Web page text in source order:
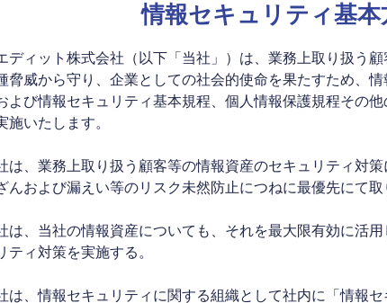
情報セキュリティ基本
ディット株式会社（以下「当社」）は、業務上取り扱う
脅威から守り、企業としての社会的使命を果たすため、
よび情報セキュリティ基本規程、個人情報保護規程その
施いたします。
は、業務上取り扱う顧客等の情報資産のセキュリティ対
んおよび漏えい等のリスク未然防止につねに最優先にて取
は、当社の情報資産についても、それを最大限有効に活
ティ対策を実施する。
は、情報セキュリティに関する組織として社内に「情報